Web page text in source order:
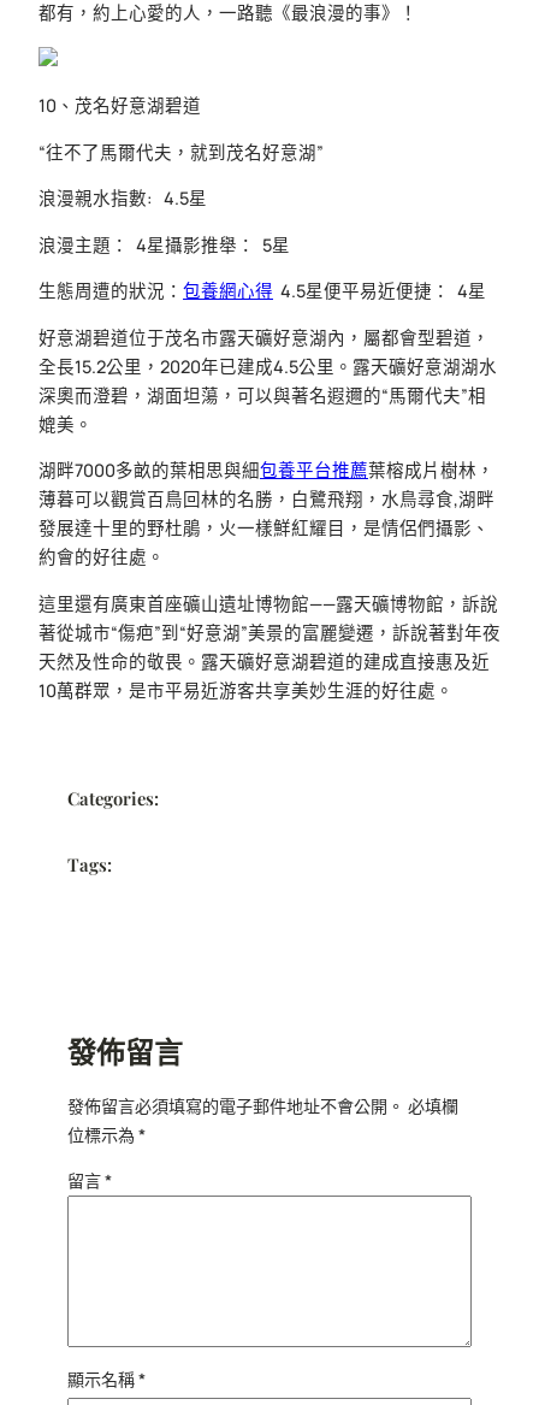
都有，約上心愛的人，一路聽《最浪漫的事》！
10、茂名好意湖碧道
“往不了馬爾代夫，就到茂名好意湖”
浪漫親水指數: 4.5星
浪漫主題： 4星攝影推舉： 5星
生態周遭的狀況： 包養網心得 4.5星便平易近便捷： 4星
好意湖碧道位于茂名市露天礦好意湖內，屬都會型碧道，
全長15.2公里，2020年已建成4.5公里。露天礦好意湖湖水
深奧而澄碧，湖面坦蕩，可以與著名遐邇的“馬爾代夫”相
媲美。
湖畔7000多畝的葉相思與細包養平台推薦葉榕成片樹林，
薄暮可以觀賞百鳥回林的名勝，白鷺飛翔，水鳥尋食,湖畔
發展達十里的野杜鵑，火一樣鮮紅耀目，是情侶們攝影、
約會的好往處。
這里還有廣東首座礦山遺址博物館——露天礦博物館，訴說
著從城市“傷疤”到“好意湖”美景的富麗變遷，訴說著對年夜
天然及性命的敬畏。露天礦好意湖碧道的建成直接惠及近
10萬群眾，是市平易近游客共享美妙生涯的好往處。
Categories:
Tags:
發佈留言
發佈留言必須填寫的電子郵件地址不會公開。 必填欄
位標示為*
留言*
顯示名稱*